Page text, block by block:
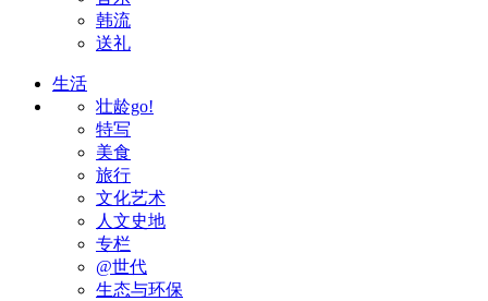
韩流
送礼
生活
壮龄go!
特写
美食
旅行
文化艺术
人文史地
专栏
@世代
生态与环保